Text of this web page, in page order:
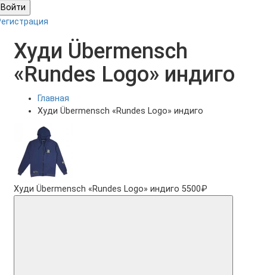
Войти
Худи Übermensch
«Rundes Logo» индиго
Главная
Худи Übermensch «Rundes Logo» индиго
Худи Übermensch «Rundes Logo» индиго 5500₽